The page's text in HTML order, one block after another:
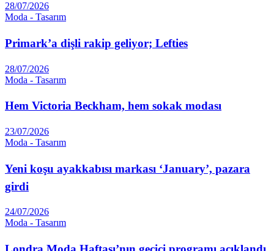
28/07/2026
Moda - Tasarım
Primark’a dişli rakip geliyor; Lefties
28/07/2026
Moda - Tasarım
Hem Victoria Beckham, hem sokak modası
23/07/2026
Moda - Tasarım
Yeni koşu ayakkabısı markası ‘January’, pazara
girdi
24/07/2026
Moda - Tasarım